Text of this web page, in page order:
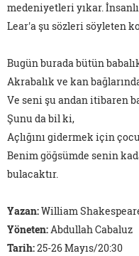
medeniyetleri yıkar.
Lear'a şu sözleri söyleten
Bugün burada bütün
Akrabalık ve kan
Ve seni şu andan itibaren
Şunu da bil ki,
Açlığını gidermek için
Benim göğsümde senin
bulacaktır.
Yazan:William
Yöneten:Abdullah Cabaluz
Tarih:25-26 Mayıs/20:30